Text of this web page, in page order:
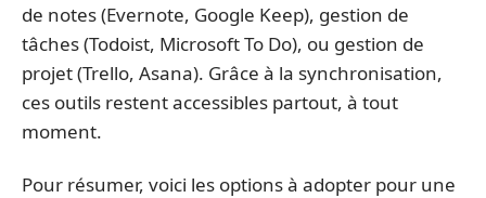
de notes (Evernote, Google Keep), gestion de
tâches (Todoist, Microsoft To Do), ou gestion de
projet (Trello, Asana). Grâce à la synchronisation,
ces outils restent accessibles partout, à tout
moment.
Pour résumer, voici les options à adopter pour une